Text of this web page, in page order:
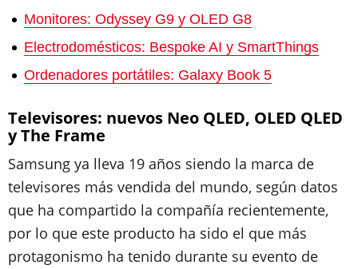
Monitores: Odyssey G9 y OLED G8
Electrodomésticos: Bespoke AI y SmartThings
Ordenadores portátiles: Galaxy Book 5
Televisores: nuevos Neo QLED, OLED QLED
y The Frame
Samsung ya lleva 19 años siendo la marca de
televisores más vendida del mundo, según datos
que ha compartido la compañía recientemente,
por lo que este producto ha sido el que más
protagonismo ha tenido durante su evento de